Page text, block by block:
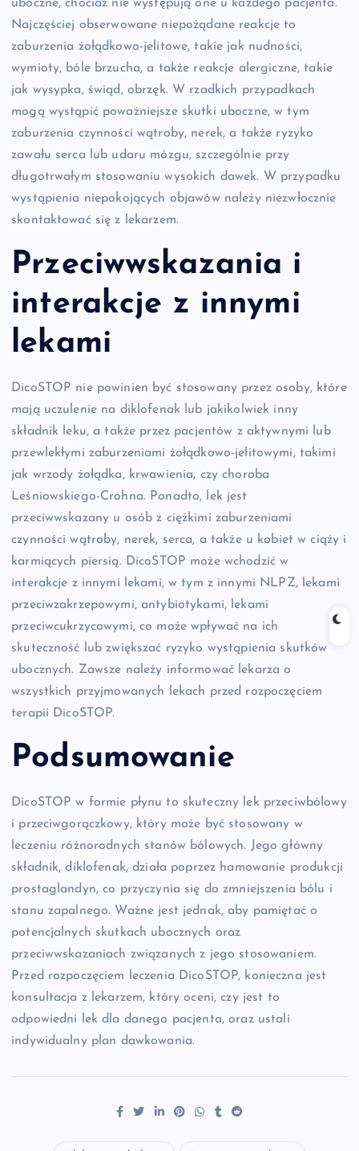
uboczne, chociaż nie występują one u każdego pacjenta.
Najczęściej obserwowane niepożądane reakcje to
zaburzenia żołądkowo-jelitowe, takie jak nudności,
wymioty, bóle brzucha, a także reakcje alergiczne, takie
jak wysypka, świąd, obrzęk. W rzadkich przypadkach
mogą wystąpić poważniejsze skutki uboczne, w tym
zaburzenia czynności wątroby, nerek, a także ryzyko
zawału serca lub udaru mózgu, szczególnie przy
długotrwałym stosowaniu wysokich dawek. W przypadku
wystąpienia niepokojących objawów należy niezwłocznie
skontaktować się z lekarzem.
Przeciwwskazania i
interakcje z innymi
lekami
DicoSTOP nie powinien być stosowany przez osoby, które
mają uczulenie na diklofenak lub jakikolwiek inny
składnik leku, a także przez pacjentów z aktywnymi lub
przewlekłymi zaburzeniami żołądkowo-jelitowymi, takimi
jak wrzody żołądka, krwawienia, czy choroba
Leśniowskiego-Crohna. Ponadto, lek jest
przeciwwskazany u osób z ciężkimi zaburzeniami
czynności wątroby, nerek, serca, a także u kobiet w ciąży i
karmiących piersią. DicoSTOP może wchodzić w
interakcje z innymi lekami, w tym z innymi NLPZ, lekami
przeciwzakrzepowymi, antybiotykami, lekami
przeciwcukrzycowymi, co może wpływać na ich
skuteczność lub zwiększać ryzyko wystąpienia skutków
ubocznych. Zawsze należy informować lekarza o
wszystkich przyjmowanych lekach przed rozpoczęciem
terapii DicoSTOP.
Podsumowanie
DicoSTOP w formie płynu to skuteczny lek przeciwbólowy
i przeciwgorączkowy, który może być stosowany w
leczeniu różnorodnych stanów bólowych. Jego główny
składnik, diklofenak, działa poprzez hamowanie produkcji
prostaglandyn, co przyczynia się do zmniejszenia bólu i
stanu zapalnego. Ważne jest jednak, aby pamiętać o
potencjalnych skutkach ubocznych oraz
przeciwwskazaniach związanych z jego stosowaniem.
Przed rozpoczęciem leczenia DicoSTOP, konieczna jest
konsultacja z lekarzem, który oceni, czy jest to
odpowiedni lek dla danego pacjenta, oraz ustali
indywidualny plan dawkowania.